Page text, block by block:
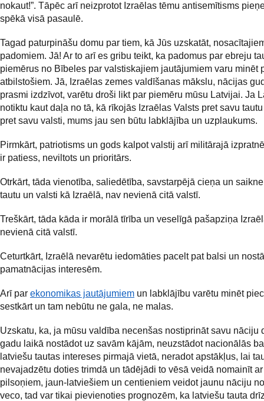
nokaut!”. Tāpēc arī neizprotot Izraēlas tēmu antisemītisms
spēkā visā pasaulē.
Tagad paturpināšu domu par tiem, kā Jūs uzskatāt,
padomiem. Jā! Ar to arī es gribu teikt, ka padomus par ebreju
piemērus no Bībeles par valstiskajiem jautājumiem varu minēt
atbilstošiem. Jā, Izraēlas zemes valdīšanas mākslu, nācijas
prasmi izdzīvot, varētu droši likt par piemēru mūsu Latvijai. Ja
notiktu kaut daļa no tā, kā rīkojās Izraēlas Valsts pret savu
pret savu valsti, mums jau sen būtu labklājība un uzplaukums.
Pirmkārt, patriotisms un gods kalpot valstij arī militārajā
ir patiess, neviltots un prioritārs.
Otrkārt, tāda vienotība, saliedētība, savstarpējā cieņa un
tautu un valsti kā Izraēlā, nav nevienā citā valstī.
Treškārt, tāda kāda ir morālā tīrība un veselīgā pašapziņa
nevienā citā valstī.
Ceturtkārt, Izraēlā nevarētu iedomāties pacelt pat balsi un
pamatnācijas interesēm.
Arī par ekonomikas jautājumiem un labklājību varētu minēt
sestkārt un tam nebūtu ne gala, ne malas.
Uzskatu, ka, ja mūsu valdība necenšas nostiprināt savu nāciju
gadu laikā nostādot uz savām kājām, neuzstādot nacionālās
latviešu tautas intereses pirmajā vietā, neradot apstākļus, lai
nevajadzētu doties trimdā un tādējādi to vēsā veidā nomainīt
pilsoņiem, jaun-latviešiem un centieniem veidot jaunu nāciju
veco, tad var tikai pievienoties prognozēm, ka latviešu tauta